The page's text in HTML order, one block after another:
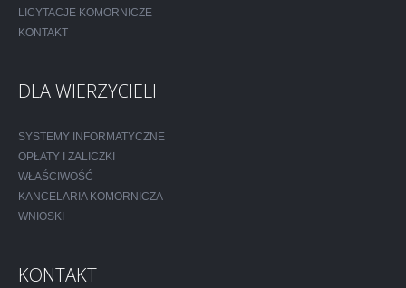
LICYTACJE KOMORNICZE
KONTAKT
DLA WIERZYCIELI
SYSTEMY INFORMATYCZNE
OPŁATY I ZALICZKI
WŁAŚCIWOŚĆ
KANCELARIA KOMORNICZA
WNIOSKI
KONTAKT